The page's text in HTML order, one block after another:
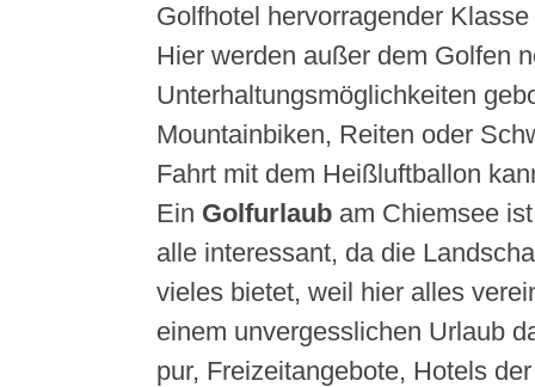
Golfhotel hervorragender
Hier werden außer dem Golfen
Unterhaltungsmöglichkeiten
Mountainbiken, Reiten oder
Fahrt mit dem Heißluftballon
Ein Golfurlaub am Chiemsee
alle interessant, da die
vieles bietet, weil hier alles
einem unvergesslichen Urlaub
pur, Freizeitangebote, Hotels